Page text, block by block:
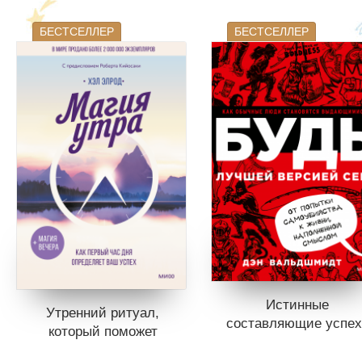
БЕСТСЕЛЛЕР
Утренний ритуал,
который поможет
БЕСТСЕЛЛЕР
Истинные
составляющие